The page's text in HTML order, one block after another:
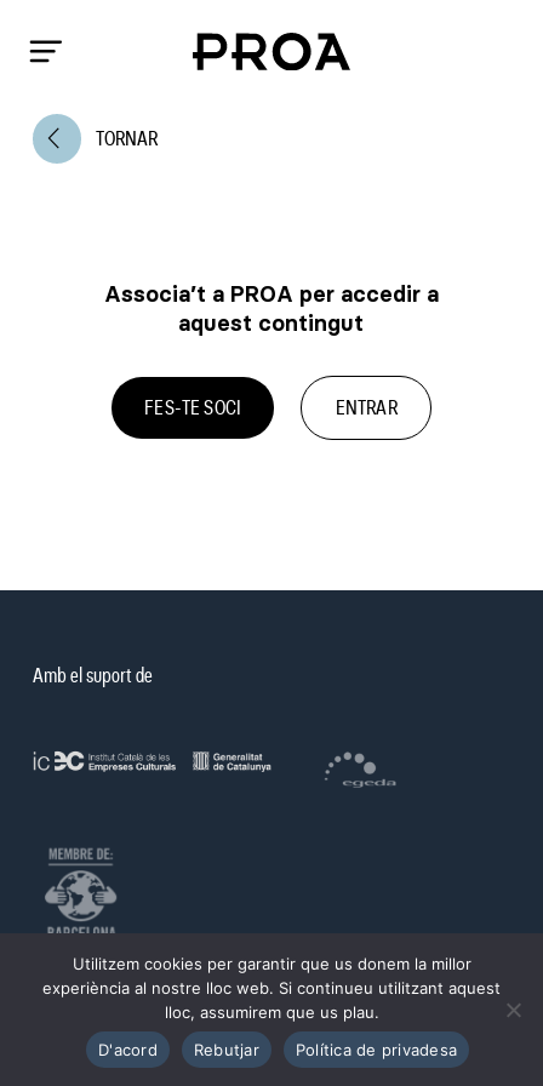
arrow_back_ios TORNAR
Associa’t a PROA per accedir a
aquest contingut
FES-TE SOCI ENTRAR
Amb el suport de
©PROA 2026.
Política de privadesa Avís legal
Utilitzem cookies per garantir que us donem la millor
experiència al nostre lloc web. Si continueu utilitzant aquest
lloc, assumirem que us plau.
D'acord
Rebutjar Política de privadesa